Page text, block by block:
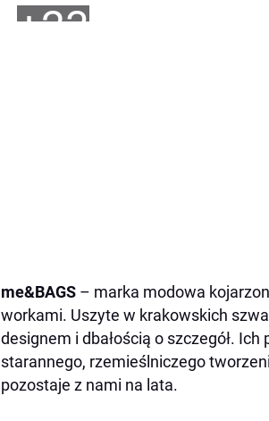
+23
me&BAGS – marka modowa
workami. Uszyte w krakowskich
designem i dbałością o szczegół.
starannego, rzemieślniczego
pozostaje z nami na lata.